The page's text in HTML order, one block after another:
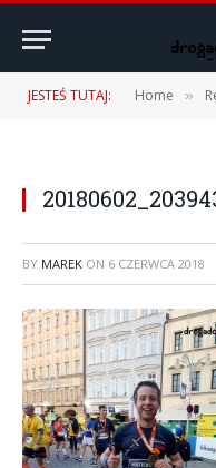
JESTEŚ TUTAJ: Home »
BY MAREK ON 6 CZERWCA 2018